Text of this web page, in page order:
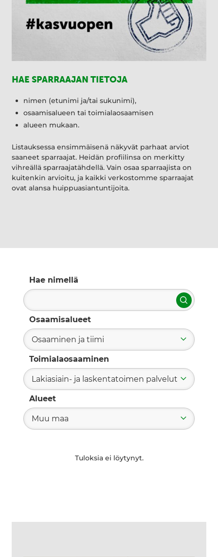
HAE SPARRAAJAN TIETOJA
nimen (etunimi ja/tai sukunimi),
osaamisalueen tai toimialaosaamisen
alueen mukaan.
Listauksessa ensimmäisenä näkyvät parhaat arviot
saaneet sparraajat. Heidän profiilinsa on merkitty
vihreällä sparraajatähdellä. Vain osaa sparraajista on
kuitenkin arvioitu, ja kaikki verkostomme sparraajat
ovat alansa huippuasiantuntijoita.
Hae nimellä
Hae
Osaamisalueet
Osaaminen ja tiimi
Toimialaosaaminen
Lakiasiain- ja laskentatoimen palvelut
Alueet
Muu maa
Tuloksia ei löytynyt.